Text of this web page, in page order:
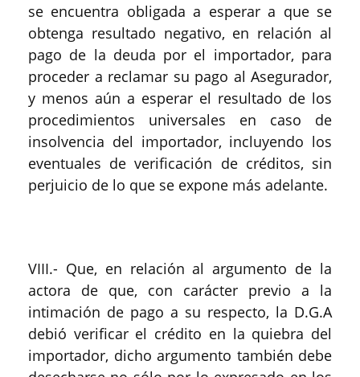
se encuentra obligada a esperar a que se
obtenga resultado negativo, en relación al
pago de la deuda por el importador, para
proceder a reclamar su pago al Asegurador,
y menos aún a esperar el resultado de los
procedimientos universales en caso de
insolvencia del importador, incluyendo los
eventuales de verificación de créditos, sin
perjuicio de lo que se expone más adelante.
VIII.- Que, en relación al argumento de la
actora de que, con carácter previo a la
intimación de pago a su respecto, la D.G.A
debió verificar el crédito en la quiebra del
importador, dicho argumento también debe